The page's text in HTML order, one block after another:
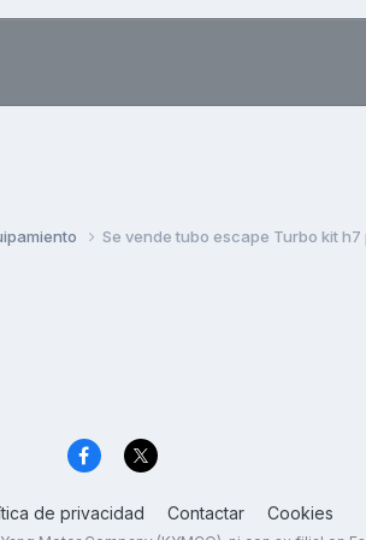
Se vende tubo escape Turbo kit
de privacidad Contactar Cookies